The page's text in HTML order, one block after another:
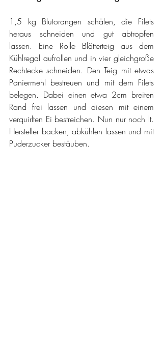
1,5 kg Blutorangen schälen, die Filets
heraus schneiden und gut abtropfen
lassen. Eine Rolle Blätterteig aus dem
Kühlregal aufrollen und in vier gleichgroße
Rechtecke schneiden. Den Teig mit etwas
Paniermehl bestreuen und mit dem Filets
belegen. Dabei einen etwa 2cm breiten
Rand frei lassen und diesen mit einem
verquirlten Ei bestreichen. Nun nur noch lt.
Hersteller backen, abkühlen lassen und mit
Puderzucker bestäuben.